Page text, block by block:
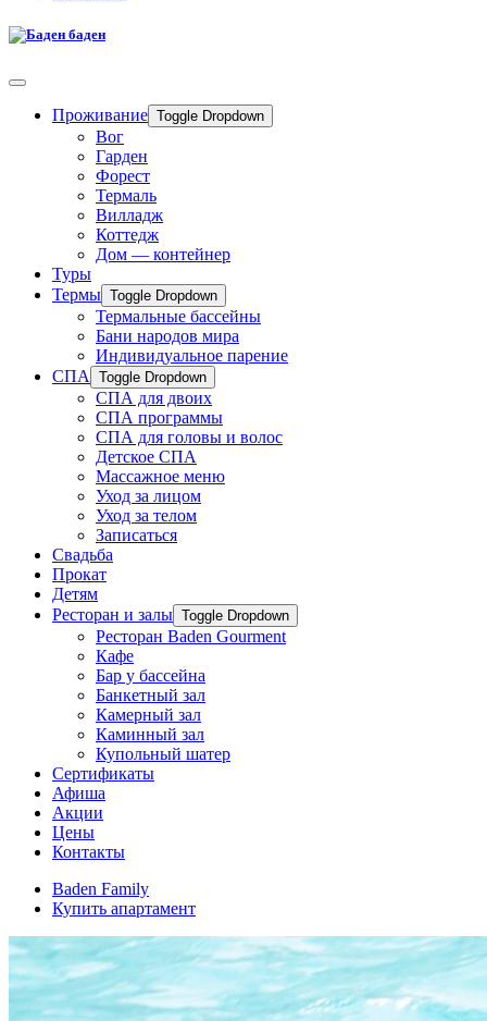
Проживание Toggle Dropdown
Вог
Гарден
Форест
Термаль
Вилладж
Коттедж
Дом — контейнер
Туры
Термы Toggle Dropdown
Термальные бассейны
Бани народов мира
Индивидуальное парение
СПА
Toggle Dropdown
СПА для двоих
СПА программы
СПА для головы и волос
Детское СПА
Массажное меню
Уход за лицом
Уход за телом
Записаться
Свадьба
Прокат
Детям
Ресторан и залы Toggle Dropdown
Ресторан Baden Gourment
Кафе
Бар у бассейна
Банкетный зал
Камерный зал
Каминный зал
Купольный шатер
Сертификаты
Афиша
Акции
Цены
Контакты
Baden Family
Купить апартамент